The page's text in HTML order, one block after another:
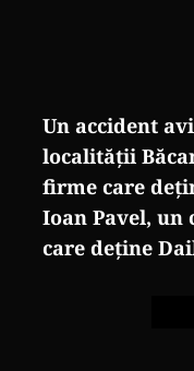
Un accident
localității
firme care
Ioan Pavel, un
care deține